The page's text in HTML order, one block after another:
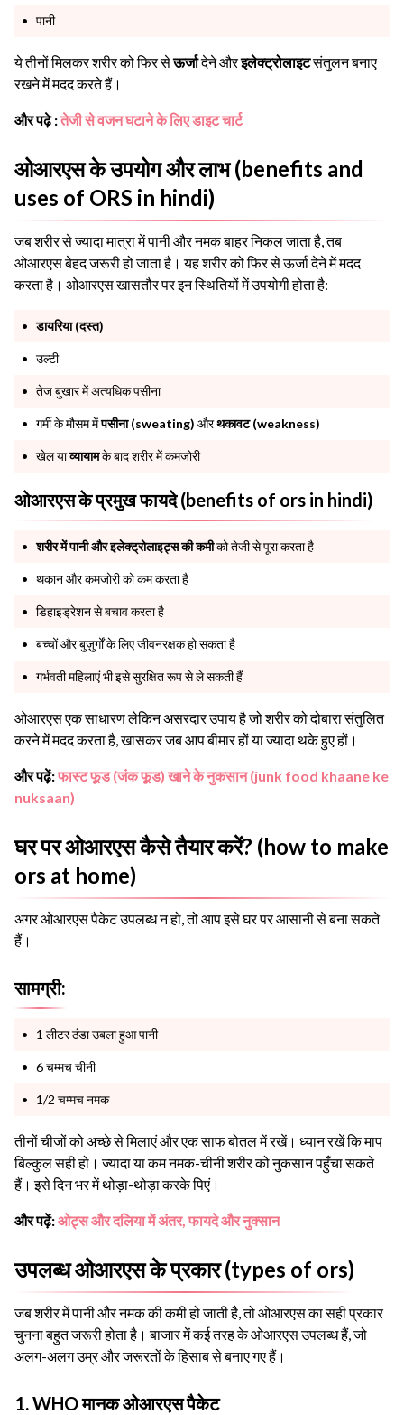
पानी
ये तीनों मिलकर शरीर को फिर सेऊर्जादेने औरइलेक्ट्रोलाइटसंतुलन बनाए
रखने में मदद करते हैं।
और पढ़े :तेजी से वजन घटाने के लिए डाइट चार्ट
ओआरएस के उपयोग और लाभ (benefits and
uses of ORS in hindi)
जब शरीर से ज्यादा मात्रा में पानी और नमक बाहर निकल जाता है, तब
ओआरएस बेहद जरूरी हो जाता है। यह शरीर को फिर से ऊर्जा देने में मदद
करता है। ओआरएस खासतौर पर इन स्थितियों में उपयोगी होता है:
डायरिया (दस्त)
उल्टी
तेज बुखार में अत्यधिक पसीना
गर्मी के मौसम मेंपसीना (sweating) औरथकावट (weakness)
खेल याव्यायामके बाद शरीर में कमजोरी
ओआरएस के प्रमुख फायदे (benefits of ors in hindi)
शरीर में पानी और इलेक्ट्रोलाइट्स की कमीको तेजी से पूरा करता है
थकान और कमजोरी को कम करता है
डिहाइड्रेशन से बचाव करता है
बच्चों और बुज़ुर्गों के लिए जीवनरक्षक हो सकता है
गर्भवती महिलाएं भी इसे सुरक्षित रूप से ले सकती हैं
ओआरएस एक साधारण लेकिन असरदार उपाय है जो शरीर को दोबारा संतुलित
करने में मदद करता है, खासकर जब आप बीमार हों या ज्यादा थके हुए हों।
और पढ़ें:फास्ट फूड (जंक फूड) खाने के नुकसान (junk food khaane ke
nuksaan)
घर पर ओआरएस कैसे तैयार करें? (how to make
ors at home)
अगर ओआरएस पैकेट उपलब्ध न हो, तो आप इसे घर पर आसानी से बना सकते
हैं।
सामग्री:
1 लीटर ठंडा उबला हुआ पानी
6 चम्मच चीनी
1/2 चम्मच नमक
तीनों चीजों को अच्छे से मिलाएं और एक साफ बोतल में रखें। ध्यान रखें कि माप
बिल्कुल सही हो। ज्यादा या कम नमक-चीनी शरीर को नुकसान पहुँचा सकते
हैं। इसे दिन भर में थोड़ा-थोड़ा करके पिएं।
और पढ़ें:ओट्स और दलिया में अंतर, फायदे और नुक्सान
उपलब्ध ओआरएस के प्रकार (types of ors)
जब शरीर में पानी और नमक की कमी हो जाती है, तो ओआरएस का सही प्रकार
चुनना बहुत जरूरी होता है। बाजार में कई तरह के ओआरएस उपलब्ध हैं, जो
अलग-अलग उम्र और जरूरतों के हिसाब से बनाए गए हैं।
1. WHO मानक ओआरएस पैकेट